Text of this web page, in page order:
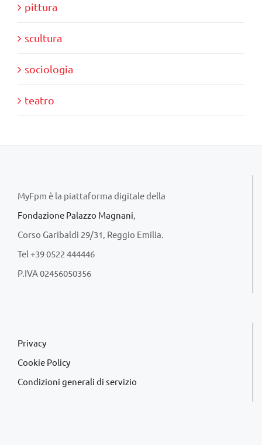
pittura
scultura
sociologia
teatro
MyFpm è la piattaforma digitale della
Fondazione Palazzo Magnani,
Corso Garibaldi 29/31, Reggio Emilia.
Tel +39 0522 444446
P.IVA 02456050356
Privacy
Cookie Policy
Condizioni generali di servizio